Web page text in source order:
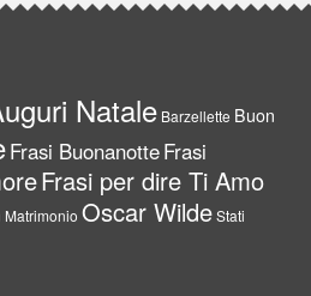
Natale Barzellette Buon
Frasi BuonanotteFrasi
Frasi per dire Ti Amo
Matrimonio Oscar WildeStati